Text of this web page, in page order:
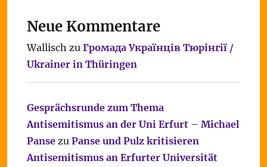
Neue Kommentare
Wallisch zu Громада Українців Тюрінгії /
Ukrainer in Thüringen
Gesprächsrunde zum Thema
Antisemitismus an der Uni Erfurt – Michael
Pansezu Panse und Pulz kritisieren
Antisemitismus an Erfurter Universität